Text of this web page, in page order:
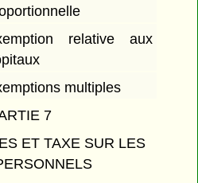
relative aux
multiples
7
ET TAXE SUR LES